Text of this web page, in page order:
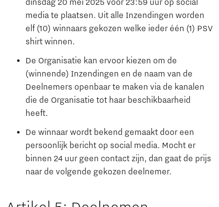
dinsdag 20 mei 2025 voor 23:59 uur op social
media te plaatsen. Uit alle Inzendingen worden
elf (10) winnaars gekozen welke ieder één (1) PSV
shirt winnen.
De Organisatie kan ervoor kiezen om de
(winnende) Inzendingen en de naam van de
Deelnemers openbaar te maken via de kanalen
die de Organisatie tot haar beschikbaarheid
heeft.
De winnaar wordt bekend gemaakt door een
persoonlijk bericht op social media. Mocht er
binnen 24 uur geen contact zijn, dan gaat de prijs
naar de volgende gekozen deelnemer.